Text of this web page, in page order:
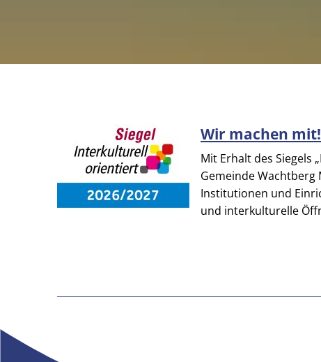
Wir machen mit!
Mit Erhalt des Siegels
Gemeinde Wachtberg
Institutionen und
und interkulturelle